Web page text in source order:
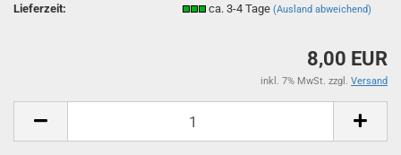
Lieferzeit:
ca. 3-4 Tage(Ausland abweichend)
8,00 EUR
inkl. 7% MwSt. zzgl. Versand